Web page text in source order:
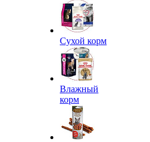
Сухой корм
Влажный
корм